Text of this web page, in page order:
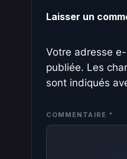
Laisser un
Votre adresse
publiée. Les
sont indiqués
COMMENTAIRE *